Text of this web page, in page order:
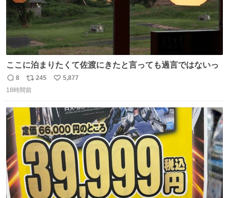
ここに泊まりたくて佐渡にきたと言っても過言ではないっ
返
信
8
リ
ポ
ト
数
245
い
数
5,877
18時間前